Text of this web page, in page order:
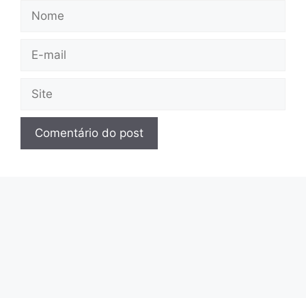
Nome
E-
Site